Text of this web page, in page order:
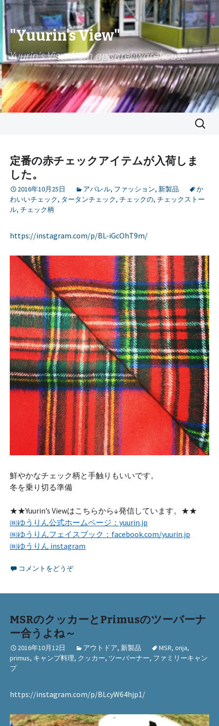
"Yuurin's View"
Yuurin's View from apparel warehouse
検
定番の赤チェックアイテムが入荷しま
した。
2016年10月25日 アパレル, ファッション, 新製品
か
わいいチェック, タータンチェック, チェックの, チェックストー
ル, チェック柄
https://instagram.com/p/BL-iGcOhT9m/
鮮やかなチェック柄と手触りもいいです。
冬を乗り切る準備
★★Yuurin’s Viewはこちらから↓発信しています。★★
㈱ゆうりん公式ホームページ：yuurin.jp
㈱ゆうりんフェイスブック：facebook.com/yuurin.jp
㈱ゆうりん instagram
コメントをどうぞ
MSRのクッカーとPrimusのツーバーナ
ー合うよね～
2016年10月12日 アウトドア, 新製品 MSR, onja,
primus, キャンプ料理, クッカー, ツーバーナー, ファミリーキャン
プ
https://instagram.com/p/BLcyW64hjp1/